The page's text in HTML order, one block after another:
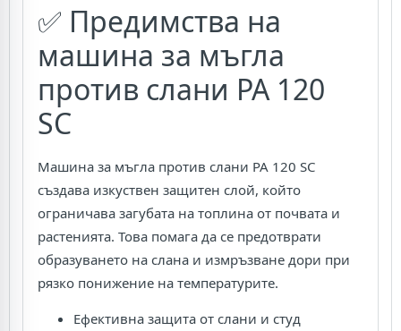
✅ Предимства на
машина за мъгла
против слани PA 120
SC
Машина за мъгла против слани PA 120 SC
създава изкуствен защитен слой, който
ограничава загубата на топлина от почвата и
растенията. Това помага да се предотврати
образуването на слана и измръзване дори при
рязко понижение на температурите.
Ефективна защита от слани и студ